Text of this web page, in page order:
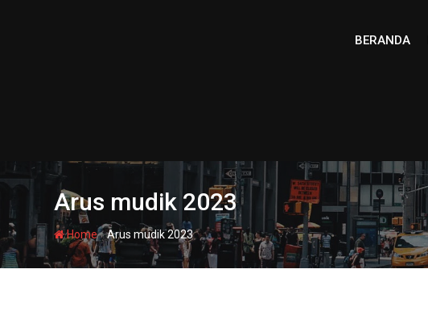
BERANDA
Arus mudik 2023
Home-Arus mudik 2023